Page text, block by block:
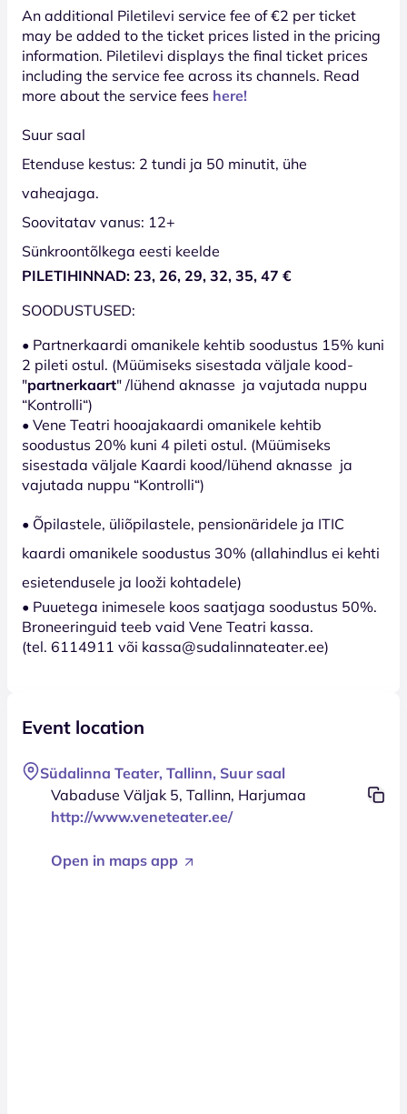
An additional Piletilevi service fee of €2 per ticket
may be added to the ticket prices listed in the pricing
information. Piletilevi displays the final ticket prices
including the service fee across its channels. Read
more about the service fees here!
Suur saal
Etenduse kestus: 2 tundi ja 50 minutit, ühe
vaheajaga.
Soovitatav vanus: 12+
Sünkroontõlkega eesti keelde
PILETIHINNAD: 23, 26, 29, 32, 35, 47 €
SOODUSTUSED:
• Partnerkaardi omanikele kehtib soodustus 15% kuni
2 pileti ostul. (Müümiseks sisestada väljale kood-
"partnerkaart" /lühend aknasse ja vajutada nuppu
“Kontrolli“)
• Vene Teatri hooajakaardi omanikele kehtib
soodustus 20% kuni 4 pileti ostul. (Müümiseks
sisestada väljale Kaardi kood/lühend aknasse ja
vajutada nuppu “Kontrolli“)
• Õpilastele, üliõpilastele, pensionäridele ja ITIC
kaardi omanikele soodustus 30% (allahindlus ei kehti
esietendusele ja looži kohtadele)
• Puuetega inimesele koos saatjaga soodustus 50%.
Broneeringuid teeb vaid Vene Teatri kassa.
(tel. 6114911 või kassa@sudalinnateater.ee)
Event location
Südalinna Teater, Tallinn, Suur saal
Vabaduse Väljak 5, Tallinn, Harjumaa
http://www.veneteater.ee/
Open in maps app